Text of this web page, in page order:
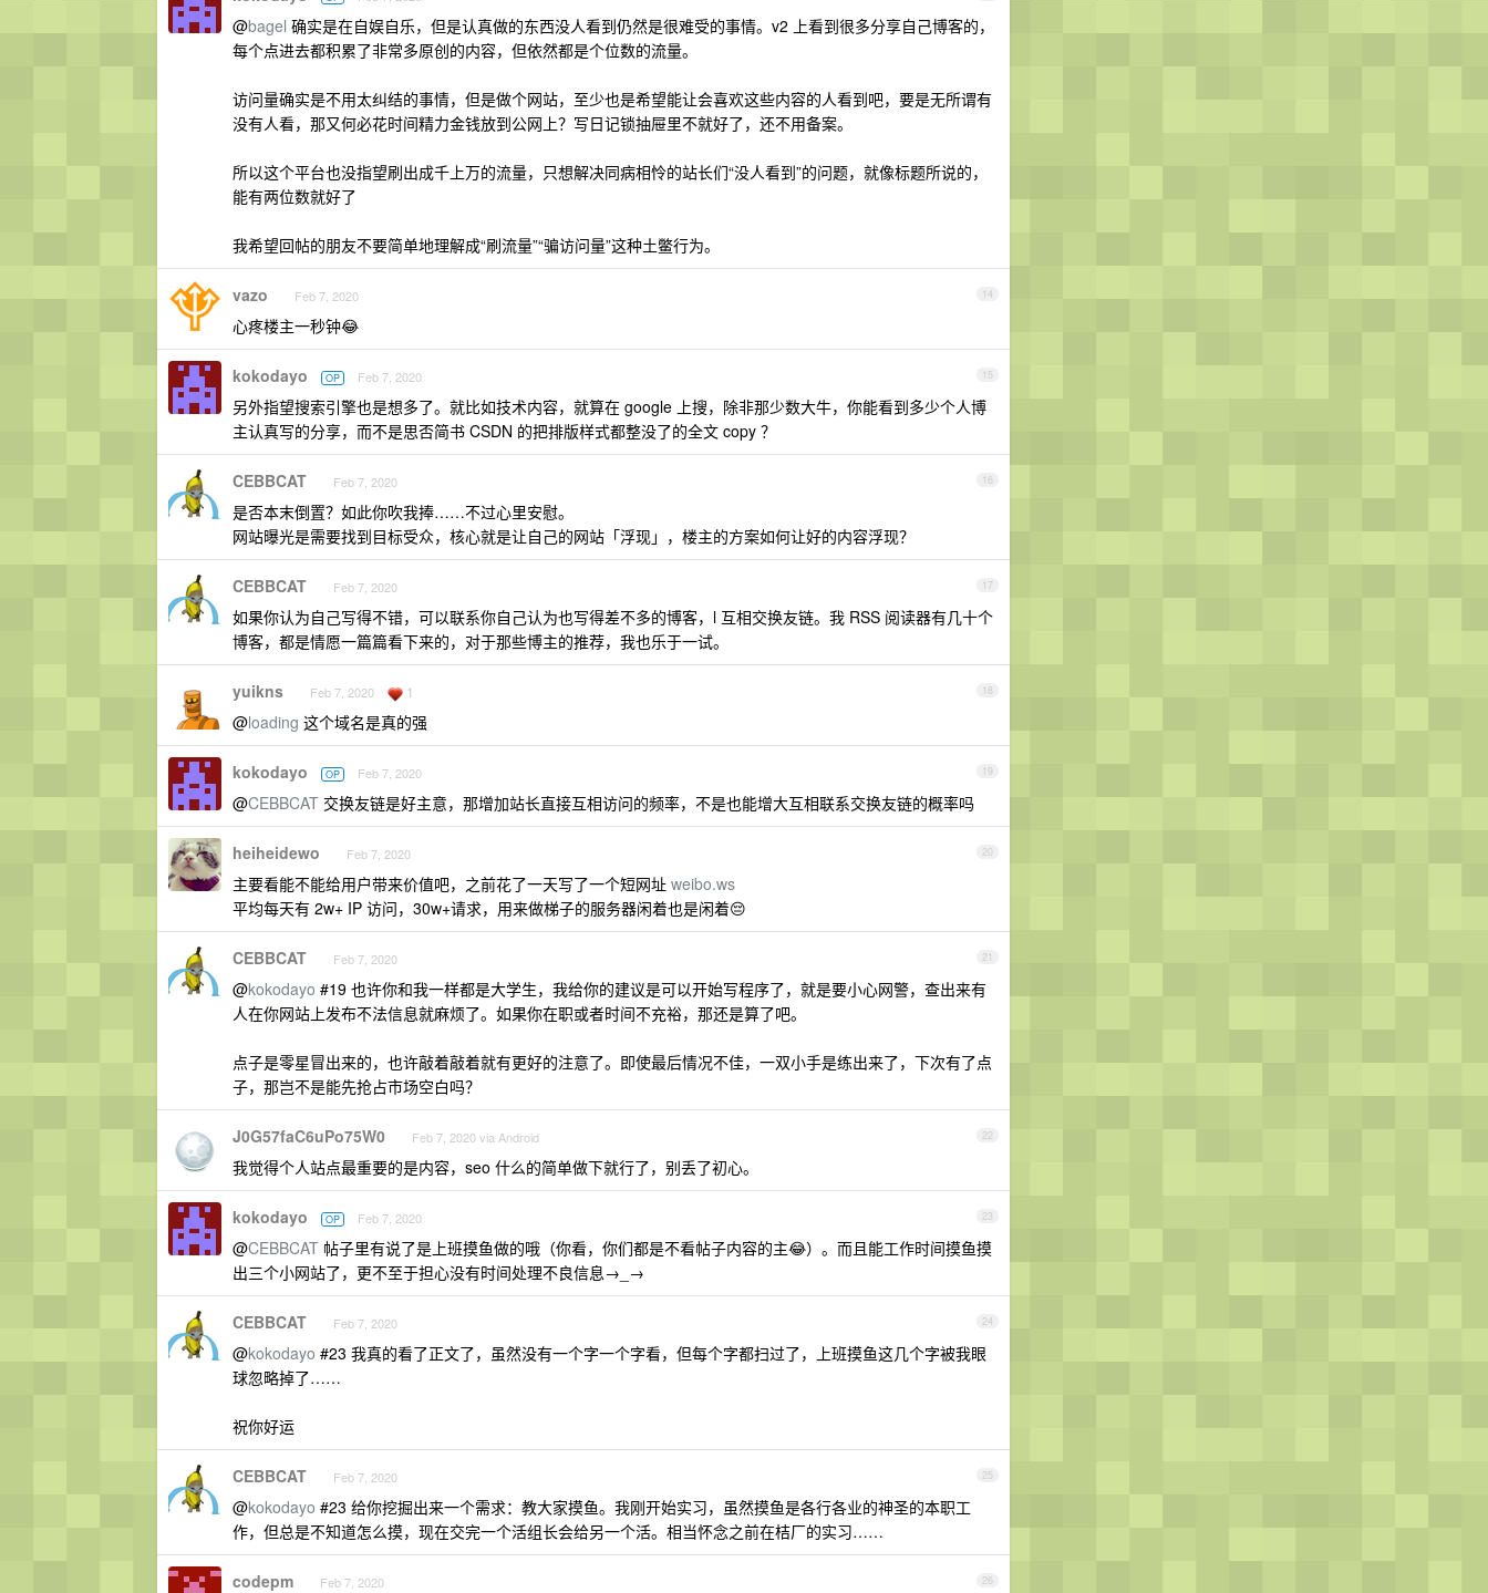
@bagel 确实是在自娱自乐，但是认真做的东西没人看到仍然是很难受的事情。v2 上看到很多分享自己博客的，
每个点进去都积累了非常多原创的内容，但依然都是个位数的流量。
访问量确实是不用太纠结的事情，但是做个网站，至少也是希望能让会喜欢这些内容的人看到吧，要是无所谓有
没有人看，那又何必花时间精力金钱放到公网上？写日记锁抽屉里不就好了，还不用备案。
所以这个平台也没指望刷出成千上万的流量，只想解决同病相怜的站长们“没人看到”的问题，就像标题所说的，
能有两位数就好了
我希望回帖的朋友不要简单地理解成“刷流量”“骗访问量”这种土鳖行为。
14
vazo Feb 7, 2020
心疼楼主一秒钟😂
15
kokodayo OP Feb 7, 2020
另外指望搜索引擎也是想多了。就比如技术内容，就算在 google 上搜，除非那少数大牛，你能看到多少个人博
主认真写的分享，而不是思否简书 CSDN 的把排版样式都整没了的全文 copy ？
16
CEBBCAT Feb 7, 2020
是否本末倒置？如此你吹我捧……不过心里安慰。
网站曝光是需要找到目标受众，核心就是让自己的网站「浮现」，楼主的方案如何让好的内容浮现？
17
CEBBCAT Feb 7, 2020
如果你认为自己写得不错，可以联系你自己认为也写得差不多的博客，l 互相交换友链。我 RSS 阅读器有几十个
博客，都是情愿一篇篇看下来的，对于那些博主的推荐，我也乐于一试。
18
yuikns Feb 7, 2020 1
@loading 这个域名是真的强
19
kokodayo OP Feb 7, 2020
@CEBBCAT 交换友链是好主意，那增加站长直接互相访问的频率，不是也能增大互相联系交换友链的概率吗
20
heiheidewo Feb 7, 2020
主要看能不能给用户带来价值吧，之前花了一天写了一个短网址 weibo.ws
平均每天有 2w+ IP 访问，30w+请求，用来做梯子的服务器闲着也是闲着😔
21
CEBBCAT Feb 7, 2020
@kokodayo #19 也许你和我一样都是大学生，我给你的建议是可以开始写程序了，就是要小心网警，查出来有
人在你网站上发布不法信息就麻烦了。如果你在职或者时间不充裕，那还是算了吧。
点子是零星冒出来的，也许敲着敲着就有更好的注意了。即使最后情况不佳，一双小手是练出来了，下次有了点
子，那岂不是能先抢占市场空白吗？
22
J0G57faC6uPo75W0 Feb 7, 2020 via Android
我觉得个人站点最重要的是内容，seo 什么的简单做下就行了，别丢了初心。
23
kokodayo OP Feb 7, 2020
@CEBBCAT 帖子里有说了是上班摸鱼做的哦（你看，你们都是不看帖子内容的主😂）。而且能工作时间摸鱼摸
出三个小网站了，更不至于担心没有时间处理不良信息→_→
24
CEBBCAT Feb 7, 2020
@kokodayo #23 我真的看了正文了，虽然没有一个字一个字看，但每个字都扫过了，上班摸鱼这几个字被我眼
球忽略掉了……
祝你好运
25
CEBBCAT Feb 7, 2020
@kokodayo #23 给你挖掘出来一个需求：教大家摸鱼。我刚开始实习，虽然摸鱼是各行各业的神圣的本职工
作，但总是不知道怎么摸，现在交完一个活组长会给另一个活。相当怀念之前在桔厂的实习……
26
codepm Feb 7, 2020